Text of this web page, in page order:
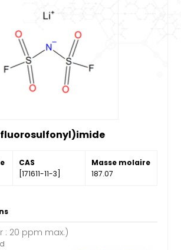
CAS
[171611-11-3]
Masse molaire
187.07
: 20 ppm max.)